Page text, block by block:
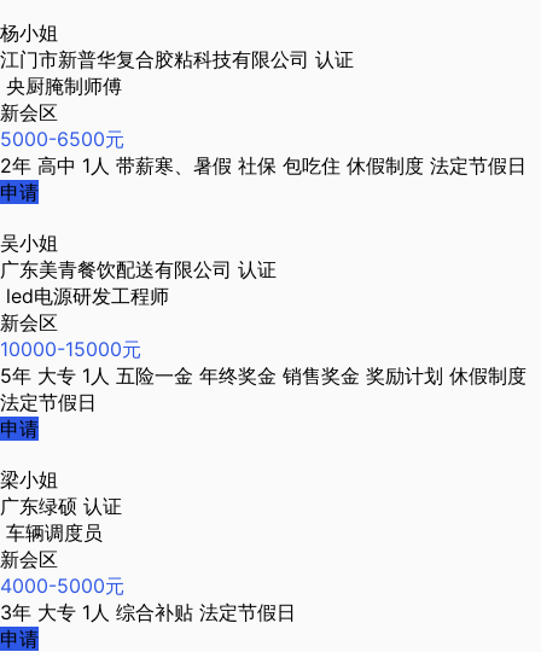
杨小姐
江门市新普华复合胶粘科技有限公司 认证
央厨腌制师傅
新会区
5000-6500元
2年 高中 1人 带薪寒、暑假 社保 包吃住 休假制度 法定节假日
申请
吴小姐
广东美青餐饮配送有限公司 认证
led电源研发工程师
新会区
10000-15000元
5年 大专 1人 五险一金 年终奖金 销售奖金 奖励计划 休假制度
法定节假日
申请
梁小姐
广东绿硕 认证
车辆调度员
新会区
4000-5000元
3年 大专 1人 综合补贴 法定节假日
申请